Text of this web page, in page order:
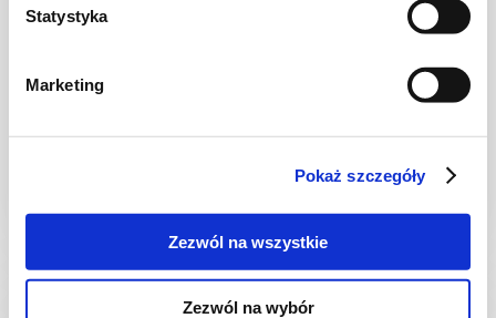
Statystyka
Marketing
Pokaż szczegóły
Zezwól na wszystkie
Zezwól na wybór
Sałatka z tuńczykiem z sałaty rzymskiej